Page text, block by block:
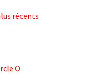
récents
O